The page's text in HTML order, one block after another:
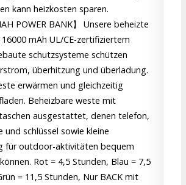
kann heizkosten sparen.
POWER BANK】 Unsere beheizte
mAh UL/CE-zertifiziertem
schutzsysteme schützen
überhitzung und überladung.
erwärmen und gleichzeitig
Beheizbare weste mit
ausgestattet, denen telefon,
und schlüssel sowie kleine
für outdoor-aktivitäten bequem
Rot = 4,5 Stunden, Blau = 7,5
= 11,5 Stunden, Nur BACK mit